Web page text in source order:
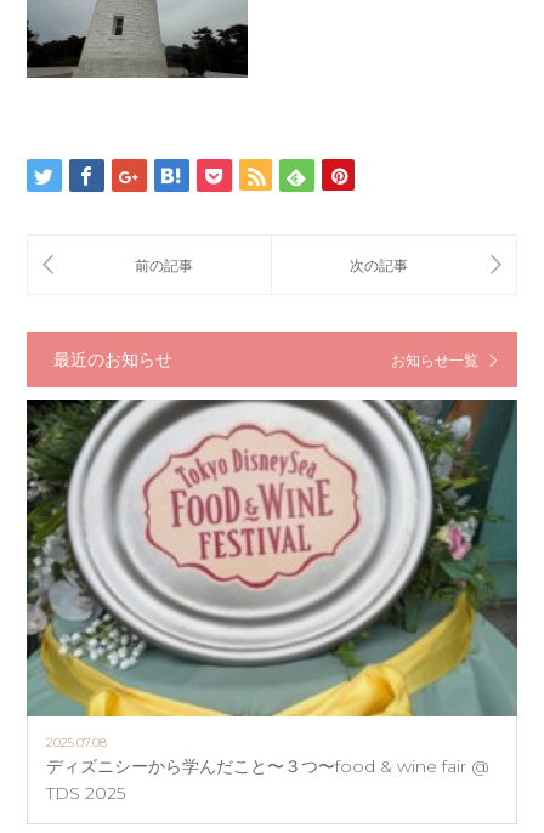
最近のお知らせ お知らせ一覧
2025.07.08
ディズニシーから学んだこと〜３つ〜food & wine fair @
TDS 2025